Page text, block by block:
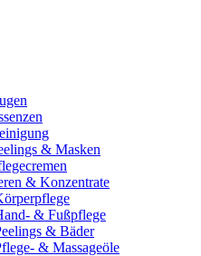
& Masken
& Konzentrate
& Fußpflege
& Bäder
& Massageöle